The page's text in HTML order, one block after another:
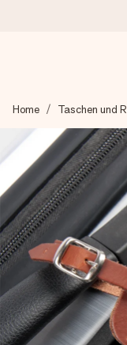
Wir bereiten dein
blitzschnell –
überreichen
4,8
Unsere
4,8 bei Google
die wir versenden).
+49 39292
Home Taschen und